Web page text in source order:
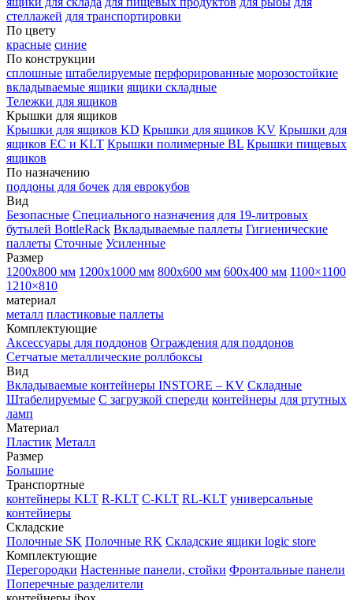
стеллажей для транспортировки
По цвету
красные синие
По конструкции
сплошные штабелируемые перфорированные морозостойкие
вкладываемые ящики ящики складные
Тележки для ящиков
Крышки для ящиков
Крышки для ящиков KD Крышки для ящиков KV Крышки для
ящиков EC и KLT Крышки полимерные BL Крышки пищевых
ящиков
По назначению
поддоны для бочек для еврокубов
Вид
Безопасные Специального назначения для 19-литровых
бутылей BottleRack Вкладываемые паллеты Гигиенические
паллеты Сточные Усиленные
Размер
1200х800 мм 1200х1000 мм 800х600 мм 600х400 мм 1100×1100
1210×810
материал
металл пластиковые паллеты
Комплектующие
Аксессуары для поддонов Ограждения для поддонов
Сетчатые металлические роллбоксы
Вид
Вкладываемые контейнеры INSTORE – KV Складные
Штабелируемые С загрузкой спереди контейнеры для ртутных
ламп
Материал
Пластик Металл
Размер
Большие
Транспортные
контейнеры KLT R-KLT C-KLT RL-KLT универсальные
контейнеры
Складские
Полочные SK Полочные RK Складские ящики logic store
Комплектующие
Перегородки Настенные панели, стойки Фронтальные панели
Поперечные разделители